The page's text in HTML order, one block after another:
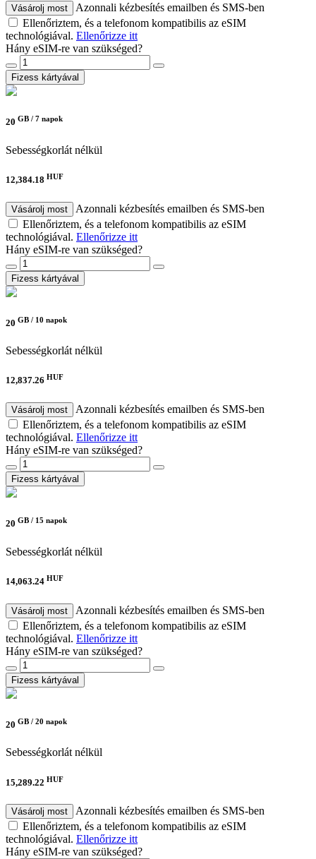
Vásárolj most
Azonnali kézbesítés emailben és SMS-ben
Ellenőriztem, és a telefonom kompatibilis az eSIM
technológiával. Ellenőrizze itt
Hány eSIM-re van szükséged?
Fizess kártyával
20 GB / 7 napok
Sebességkorlát nélkül
12,384.18 HUF
Vásárolj most
Azonnali kézbesítés emailben és SMS-ben
Ellenőriztem, és a telefonom kompatibilis az eSIM
technológiával. Ellenőrizze itt
Hány eSIM-re van szükséged?
Fizess kártyával
20 GB / 10 napok
Sebességkorlát nélkül
12,837.26 HUF
Vásárolj most
Azonnali kézbesítés emailben és SMS-ben
Ellenőriztem, és a telefonom kompatibilis az eSIM
technológiával. Ellenőrizze itt
Hány eSIM-re van szükséged?
Fizess kártyával
20 GB / 15 napok
Sebességkorlát nélkül
14,063.24 HUF
Vásárolj most
Azonnali kézbesítés emailben és SMS-ben
Ellenőriztem, és a telefonom kompatibilis az eSIM
technológiával. Ellenőrizze itt
Hány eSIM-re van szükséged?
Fizess kártyával
20 GB / 20 napok
Sebességkorlát nélkül
15,289.22 HUF
Vásárolj most
Azonnali kézbesítés emailben és SMS-ben
Ellenőriztem, és a telefonom kompatibilis az eSIM
technológiával. Ellenőrizze itt
Hány eSIM-re van szükséged?